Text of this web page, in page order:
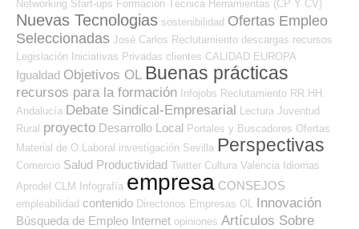
Networking Start-ups Formación Técnica Herramientas (CP Y CV)
Nuevas Tecnologias sostenibilidad Ofertas Empleo
Seleccionadas José Carlos Reclutamiento descargas recursos
Legislación Iniciativas Privadas clientes CALIDAD EUROPA
Igualdad Objetivos OL Buenas prácticas
recursos para la formación Infojobs Reclutamiento RR.HH.
Andalucía Debate Sindical-Empresarial Lectura Juventud
Rural proyecto Desarrollo Local Portales y Buscadores Ofertas
Material de O.Laboral investigación Sevilla Perspectivas
Comercio Salud Productividad Twitter Cultura Valencia Idiomas
Aprodel CLM Infografía empresa CONSEJOS
empleabilidad contenido Directorios Empresas OL Innovación
Búsqueda de Empleo Internet opiniones Artículos Sobre